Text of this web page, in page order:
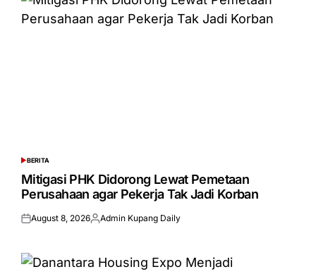
POSTED
IN
BERITA
Mitigasi PHK Didorong Lewat Pemetaan
Perusahaan agar Pekerja Tak Jadi Korban
Posted
August 8, 2026Posted
Admin Kupang Daily